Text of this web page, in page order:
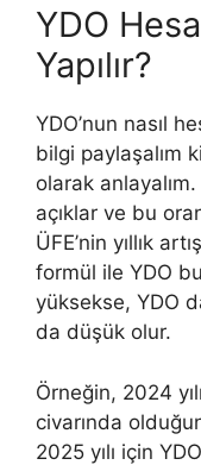
YDO
Yapılır?
YDO’nun nasıl
bilgi paylaşalım
olarak anlayalım.
açıklar ve bu
ÜFE’nin yıllık
formül ile YDO
yüksekse, YDO
da düşük olur.
Örneğin, 2024
civarında
2025 yılı için